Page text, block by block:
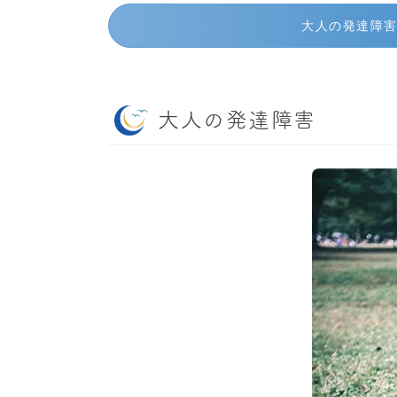
大人の発達障害
大人の発達障害